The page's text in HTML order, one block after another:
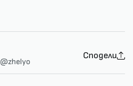
@zhelyo
Сподели